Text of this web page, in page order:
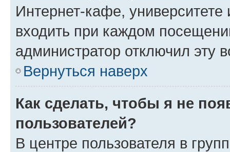
Интернет-кафе, университете
входить при каждом
администратор отключил эту
Вернуться наверх
Как сделать, чтобы я не
пользователей?
В центре пользователя в